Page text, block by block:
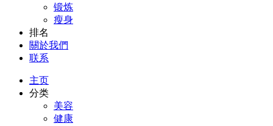
锻炼
瘦身
排名
關於我們
联系
主页
分类
美容
健康